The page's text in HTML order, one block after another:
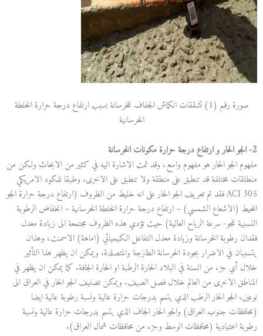
صورة رقم (1) تشققات انكماش الجفاف للخرسانة بسبب ارتفاع درجة حرارة الخلطة
الخرسانية
2- الجو الحار و ارتفاع درجة حرارة مكونات الخرسانة
مفهوم الجو الحار هو مفهوم واسع، وقد تمت الاشارة اليه في كثير من الابحاث ولكن من
منطلقات مختلفة قد تنطبق على منطقة ولا تنطبق على الاخرى. وطبقا للكود الامريكي
ACI 305 فقد تم تعريف الجو الحار على انه خليط من الظروف (ارتفاع درجة حرارة الجو
المحيط (الاشعاع الشمسي) – ارتفاع درجة حرارة الخلطة الخرسانية – انخفاض الرطوبة
النسبية للجو- سرعة الرياح العالية) حيث تؤدي هذه الظروف مجتمعة الى زيادة معدل
فقدان رطوبة الخرسانة وزيادة معدل التفاعل الكيميائي (اماهة) الاسمنت، وهذان
يتسببان في الاضرار بجودة الخرسانة الطازجة والمتصلدة. ويمكن ان يظهر هذا التأثير
خلال أي جزء من السنة في البلاد الحارة الرطبة او الحارة الجافة. كما يمكن ان يظهر في
المناطق الاخرى من العالم خلال فصل الصيف. ويمكن تصنيف الجو الحار في العراق الى
نوعين، الجو الحار الرطب الذي يتسم بدرجات حرارة عالية ونسبة رطوبة عالية ايضا
(محافظات جنوب العراق) والجو الحار الجاف الذي يتسم بدرجات حرارة عالية ونسبة
رطوبة اعتيادية (محافظات الوسط وجزء من محافظات شمال العراق).